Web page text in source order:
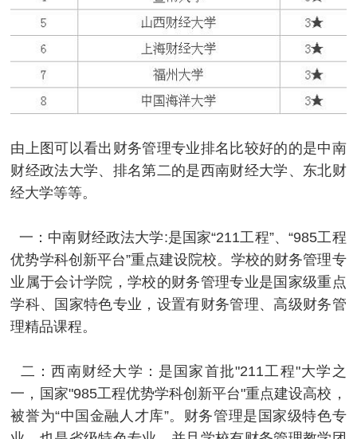
由上图可以看出财务管理专业排名比较好的的是中南
财经政法大学、排名第二的是西南财经大学、东北财
经大学等等。
一：中南财经政法大学:是国家“211工程”、“985工程
优势学科创新平台”重点建设院校。学校的财务管理专
业属于会计学院，学校的财务管理专业是国家级重点
学科、国家特色专业，设置有财务管理、高级财务管
理精品课程。
二：西南财经大学：是国家首批"211工程"大学之
一，国家"985工程优势学科创新平台"重点建设高校，
被誉为“中国金融人才库”。财务管理是国家级特色专